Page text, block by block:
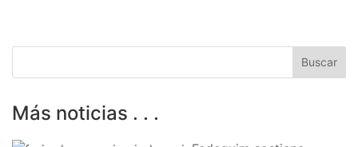
Más noticias . . .